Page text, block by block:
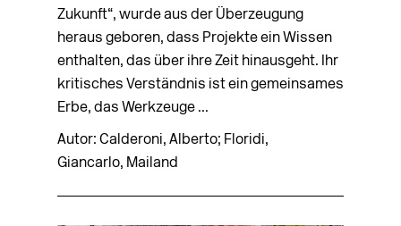
Zukunft“, wurde aus der Überzeugung
heraus geboren, dass Projekte ein Wissen
enthalten, das über ihre Zeit hinausgeht. Ihr
kritisches Verständnis ist ein gemeinsames
Erbe, das Werkzeuge ...
Autor: Calderoni, Alberto; Floridi,
Giancarlo, Mailand